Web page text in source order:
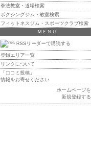
拳法教室・道場検索
ボクシングジム・教室検索
フィットネスジム・スポーツクラブ検索
ＭＥＮＵ
RSSリーダーで購読する
登録エリア一覧
リンクについて
「口コミ投稿」
情報をお寄せください
ホームページを
新規登録する